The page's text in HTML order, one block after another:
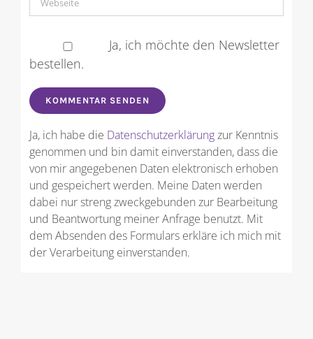
Ja, ich möchte den Newsletter
bestellen.
Ja, ich habe die Datenschutzerklärungzur Kenntnis
genommen und bin damit einverstanden, dass die
von mir angegebenen Daten elektronisch erhoben
und gespeichert werden. Meine Daten werden
dabei nur streng zweckgebunden zur Bearbeitung
und Beantwortung meiner Anfrage benutzt. Mit
dem Absenden des Formulars erkläre ich mich mit
der Verarbeitung einverstanden.